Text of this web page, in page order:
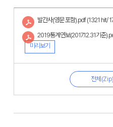
발간사(영문 포함).pdf (1321 hit/
2019통계연보(2017.12.31기준
미리보기
전체